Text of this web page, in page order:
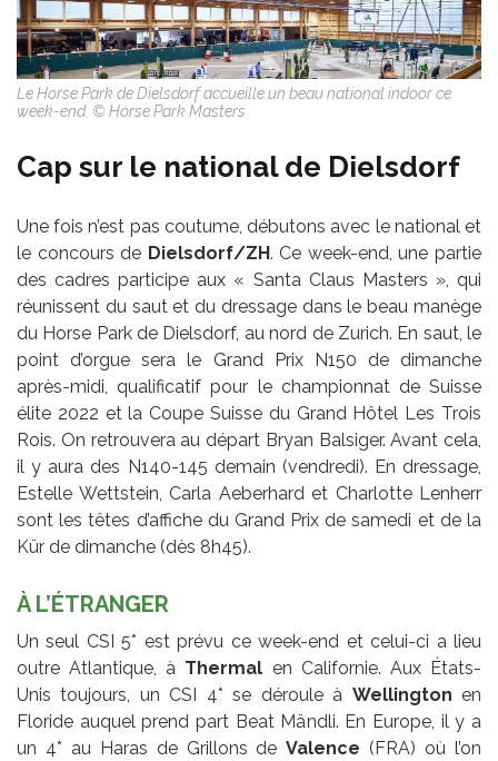
Le Horse Park de Dielsdorf accueille un beau national indoor ce
week-end. © Horse Park Masters
Cap sur le national de Dielsdorf
Une fois n’est pas coutume, débutons avec le national et
le concours de Dielsdorf/ZH. Ce week-end, une partie
des cadres participe aux « Santa Claus Masters », qui
réunissent du saut et du dressage dans le beau manège
du Horse Park de Dielsdorf, au nord de Zurich. En saut, le
point d’orgue sera le Grand Prix N150 de dimanche
après-midi, qualificatif pour le championnat de Suisse
élite 2022 et la Coupe Suisse du Grand Hôtel Les Trois
Rois. On retrouvera au départ Bryan Balsiger. Avant cela,
il y aura des N140-145 demain (vendredi). En dressage,
Estelle Wettstein, Carla Aeberhard et Charlotte Lenherr
sont les têtes d’affiche du Grand Prix de samedi et de la
Kür de dimanche (dès 8h45).
À L’ÉTRANGER
Un seul CSI 5* est prévu ce week-end et celui-ci a lieu
outre Atlantique, à Thermal en Californie. Aux États-
Unis toujours, un CSI 4* se déroule à Wellington en
Floride auquel prend part Beat Mändli. En Europe, il y a
un 4* au Haras de Grillons deValence (FRA) où l’on